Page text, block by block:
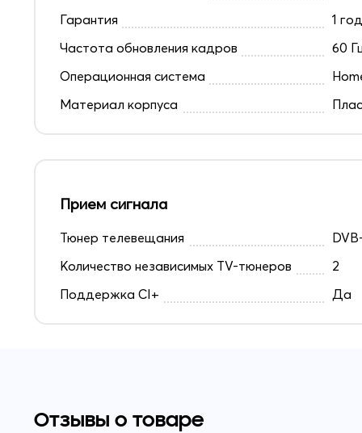
Гарантия
1
Частота обновления кадров
60
Операционная система
Материал корпуса
Прием сигнала
Тюнер телевещания
Количество независимых TV-тюнеров
2
Поддержка CI+
Да
Отзывы о товаре